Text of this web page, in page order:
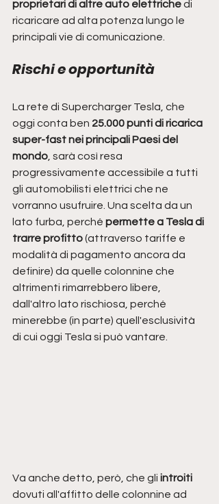
proprietari di altre auto elettriche di
ricaricare ad alta potenza lungo le
principali vie di comunicazione.
Rischi e opportunità
La rete di Supercharger Tesla, che
oggi conta ben 25.000 punti di ricarica
super-fast nei principali Paesi del
mondo , sarà così resa
progressivamente accessibile a tutti
gli automobilisti elettrici che ne
vorranno usufruire. Una scelta da un
lato furba, perché permette a Tesla di
trarre profitto (attraverso tariffe e
modalità di pagamento ancora da
definire) da quelle colonnine che
altrimenti rimarrebbero libere,
dall'altro lato rischiosa, perché
minerebbe (in parte) quell'esclusività
di cui oggi Tesla si può vantare.
Va anche detto, però, che gli introiti
dovuti all'affitto delle colonnine ad